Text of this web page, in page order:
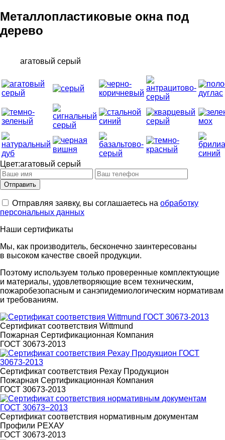
Металлопластиковые окна под
дерево
агатовый серый
Цвет:агатовый серый
Отправляя заявку, вы соглашаетесь на обработку
персональных данных
Наши сертификаты
Мы, как производитель, бесконечно заинтересованы
в высоком качестве своей продукции.
Поэтому используем только проверенные комплектующие
и материалы, удовлетворяющие всем техническим,
пожаробезопасным и санэпидемиологическим нормативам
и требованиям.
Сертификат соответствия Wittmund
Пожарная Сертификационная Компания
ГОСТ 30673-2013
Сертификат соответствия Рехау Продукцион
Пожарная Сертификационная Компания
ГОСТ 30673-2013
Сертификат соответствия нормативным документам
Профили РЕХАУ
ГОСТ 30673-2013